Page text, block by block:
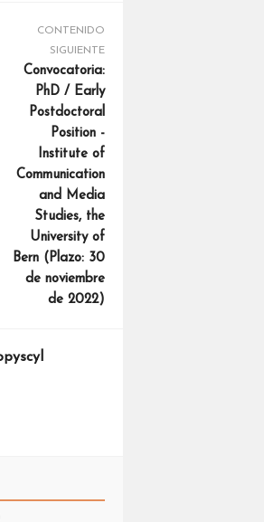
CONTENIDO
SIGUIENTE
Convocatoria:
PhD / Early
Postdoctoral
Position -
Institute of
Communication
and Media
Studies, the
University of
Bern (Plazo: 30
de noviembre
de 2022)